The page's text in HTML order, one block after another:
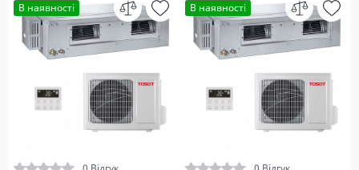
В наявності В наявності